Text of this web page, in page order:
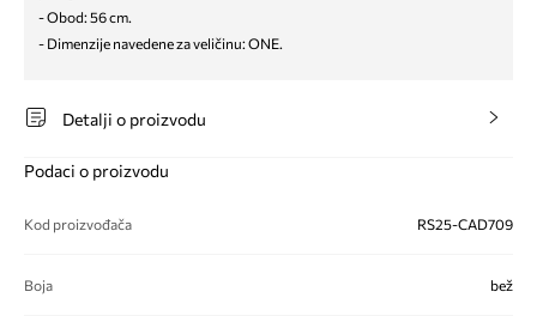
- Obod: 56 cm.
- Dimenzije navedene za veličinu: ONE.
Detalji o proizvodu
Podaci o proizvodu
Kod proizvođača RS25-CAD709
Boja bež